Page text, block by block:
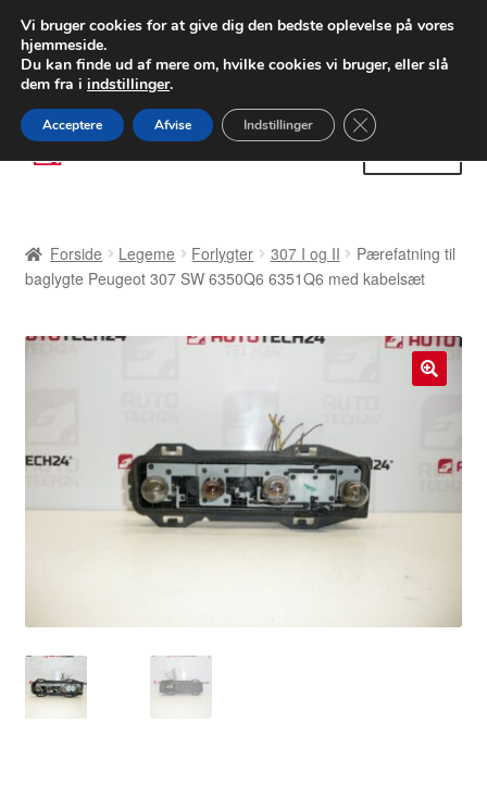
LEVERING fra 55 kr.
FEDEX verdensomspændende forsendelse
80 82 72 02
Spring
til
Spring
til
Betalinger
Min Konto
Forside Legeme Forlygter 307 I og II
Pærefatning til
baglygte Peugeot 307 SW 6350Q6 6351Q6 med kabelsæt
Vi bruger cookies for at give dig den bedste oplevelse på vores
hjemmeside.
Du kan finde ud af mere om, hvilke cookies vi bruger, eller slå
dem fra i indstillinger.
Acceptere Afvise Indstillinger Close GDPR